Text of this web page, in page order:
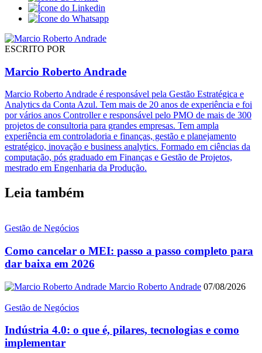
ESCRITO POR
Marcio Roberto Andrade
Marcio Roberto Andrade é responsável pela Gestão Estratégica e
Analytics da Conta Azul. Tem mais de 20 anos de experiência e foi
por vários anos Controller e responsável pelo PMO de mais de 300
projetos de consultoria para grandes empresas. Tem ampla
experiência em controladoria e finanças, gestão e planejamento
estratégico, inovação e business analytics. Formado em ciências da
computação, pós graduado em Finanças e Gestão de Projetos,
mestrado em Engenharia da Produção.
Leia também
Gestão de Negócios
Como cancelar o MEI: passo a passo completo para
dar baixa em 2026
Marcio Roberto Andrade 07/08/2026
Gestão de Negócios
Indústria 4.0: o que é, pilares, tecnologias e como
implementar